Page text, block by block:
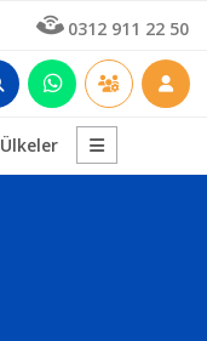
0312 911 22 50
Ülkeler